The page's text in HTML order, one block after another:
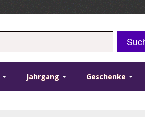
Jahrgang Geschenke